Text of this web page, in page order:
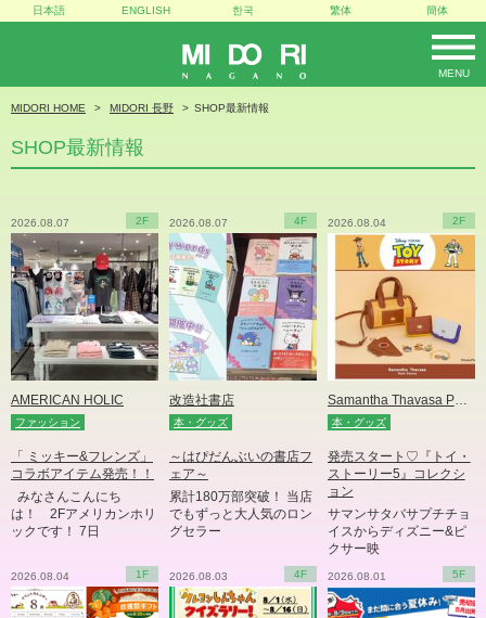
MIDORI
MENU
日本語 ENGLISH 한국 繁体 簡体
MIDORI HOME MIDORI 長野 SHOP最新情報
SHOP最新情報
2F
2026.08.07
AMERICAN HOLIC
ファッション
「 ミッキー&フレンズ」
コラボアイテム発売！！
みなさんこんにち
は！ 2Fアメリカンホリ
ックです！ 7日
4F
2026.08.07
改造社書店
本・グッズ
～はぴだんぶいの書店フ
ェア～
累計180万部突破！ 当店
でもずっと大人気のロン
グセラー
2F
2026.08.04
Samantha Thavasa Petit Choice
本・グッズ
発売スタート♡『トイ・
ストーリー5』コレクシ
ョン
サマンサタバサプチチョ
イスからディズニー&ピ
クサー映
1F
2026.08.04 4F
2026.08.03 5F
2026.08.01